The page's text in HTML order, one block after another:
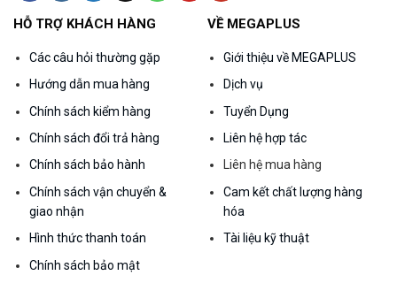
HỖ TRỢ KHÁCH HÀNG
Các câu hỏi thường gặp
Hướng dẫn mua hàng
Chính sách kiểm hàng
Chính sách đổi trả hàng
Chính sách bảo hành
Chính sách vận chuyển &
giao nhận
Hình thức thanh toán
Chính sách bảo mật
VỀ MEGAPLUS
Giới thiệu về MEGAPLUS
Dịch vụ
Tuyển Dụng
Liên hệ hợp tác
Liên hệ mua hàng
Cam kết chất lượng hàng
hóa
Tài liệu kỹ thuật